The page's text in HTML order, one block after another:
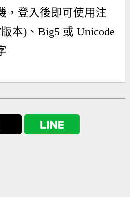
，登入後即可使用注
本)、Big5 或 Unicode